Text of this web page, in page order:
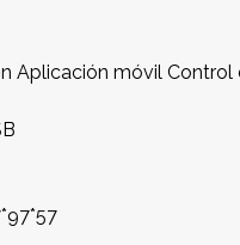
Aplicación móvil Control